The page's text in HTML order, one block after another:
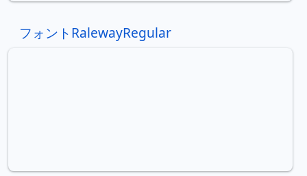
フォントRalewayRegular